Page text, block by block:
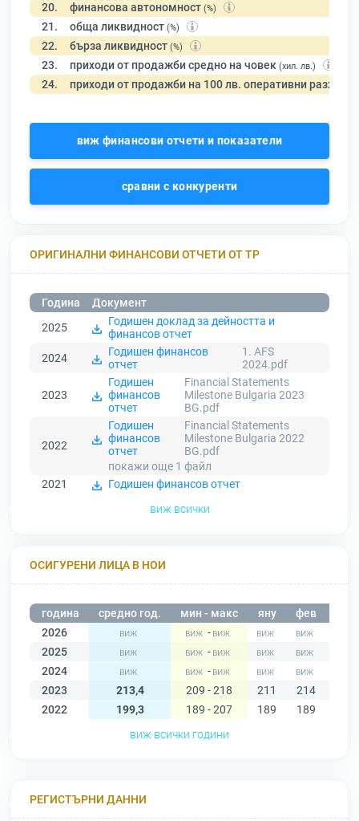
20. финансова автономност (%)
21. обща ликвидност (%)
22. бърза ликвидност (%)
23. приходи от продажби средно на човек (хил. лв.)
24. приходи от продажби на 100 лв. оперативни разходи
виж финансови отчети и показатели
сравни с конкуренти
ОРИГИНАЛНИ ФИНАНСОВИ ОТЧЕТИ ОТ ТР
Година
Документ
2025
Годишен доклад за дейността и
финансов отчет
2024
Годишен финансов
отчет
1. AFS
2024.pdf
2023
Годишен
финансов
отчет
Financial Statements
Milestone Bulgaria 2023
BG.pdf
2022
Годишен
финансов
отчет
Financial Statements
Milestone Bulgaria 2022
BG.pdf
покажи още 1 файл
2021
Годишен финансов отчет
виж всички
ОСИГУРЕНИ ЛИЦА В НОИ
година средно год. мин - макс яну фев
2026
-
2025
-
2024
-
2023
213,4 209 - 218 211 214
2022
199,3 189 - 207 189 189
виж всички години
РЕГИСТЪРНИ ДАННИ